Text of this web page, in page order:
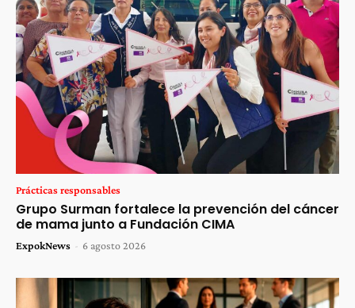
Prácticas responsables
Grupo Surman fortalece la prevención del cáncer
de mama junto a Fundación CIMA
ExpokNews - 6 agosto 2026